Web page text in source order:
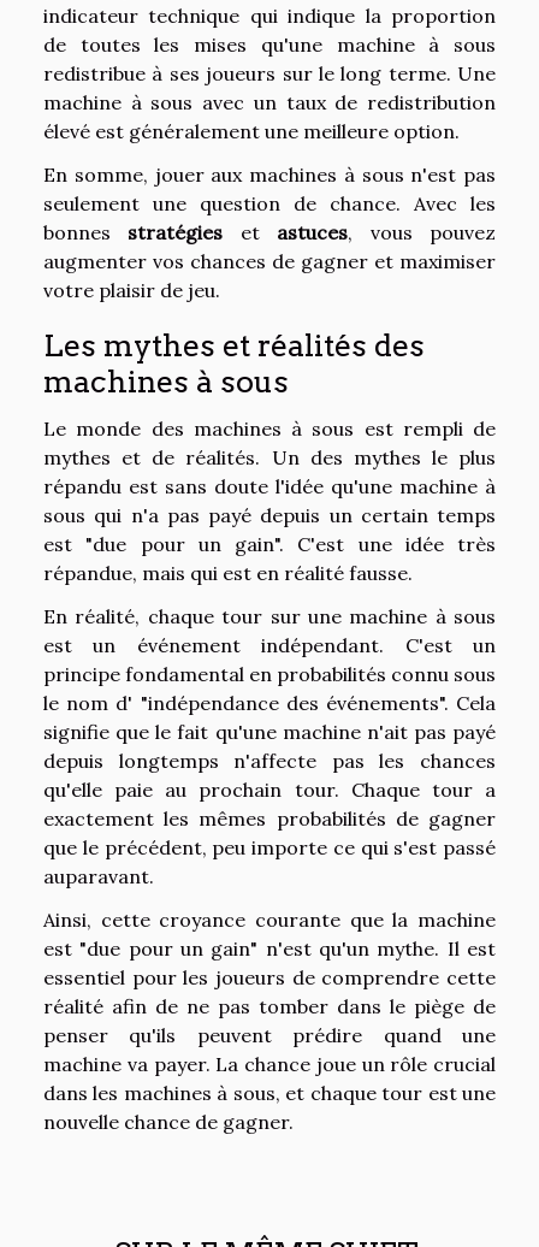
indicateur technique qui indique la proportion
de toutes les mises qu'une machine à sous
redistribue à ses joueurs sur le long terme. Une
machine à sous avec un taux de redistribution
élevé est généralement une meilleure option.
En somme, jouer aux machines à sous n'est pas
seulement une question de chance. Avec les
bonnes stratégies et astuces, vous pouvez
augmenter vos chances de gagner et maximiser
votre plaisir de jeu.
Les mythes et réalités des
machines à sous
Le monde des machines à sous est rempli de
mythes et de réalités. Un des mythes le plus
répandu est sans doute l'idée qu'une machine à
sous qui n'a pas payé depuis un certain temps
est "due pour un gain". C'est une idée très
répandue, mais qui est en réalité fausse.
En réalité, chaque tour sur une machine à sous
est un événement indépendant. C'est un
principe fondamental en probabilités connu sous
le nom d' "indépendance des événements". Cela
signifie que le fait qu'une machine n'ait pas payé
depuis longtemps n'affecte pas les chances
qu'elle paie au prochain tour. Chaque tour a
exactement les mêmes probabilités de gagner
que le précédent, peu importe ce qui s'est passé
auparavant.
Ainsi, cette croyance courante que la machine
est "due pour un gain" n'est qu'un mythe. Il est
essentiel pour les joueurs de comprendre cette
réalité afin de ne pas tomber dans le piège de
penser qu'ils peuvent prédire quand une
machine va payer. La chance joue un rôle crucial
dans les machines à sous, et chaque tour est une
nouvelle chance de gagner.